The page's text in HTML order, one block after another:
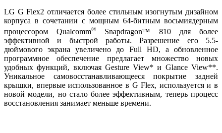
LG G Flex2 отличается более стильным изогнутым дизайном
корпуса в сочетании с мощным 64-битным восьмиядерным
процессором Qualcomm® Snapdragon™ 810 для более
эффективной и быстрой работы. Разрешение его 5.5-
дюймового экрана увеличено до Full HD, а обновленное
программное обеспечение предлагает множество новых
удобных функций, включая Gesture View* и Glance View**.
Уникальное самовосстанавливающееся покрытие задней
крышки, впервые использованное в G Flex, используется и в
новой модели, но стало более эффективным, теперь процесс
восстановления занимает меньше времени.